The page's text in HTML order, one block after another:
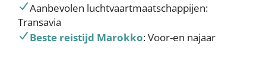
Aanbevolen luchtvaartmaatschappijen:
Transavia
Beste reistijd Marokko: Voor-en najaar